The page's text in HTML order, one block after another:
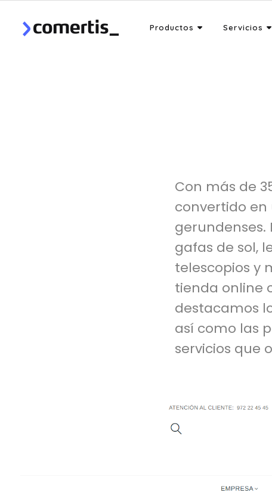
Productos Servicios
Con más de
convertido
gafas de sol,
telescopios y
tienda online
destacamos
así como las
servicios que